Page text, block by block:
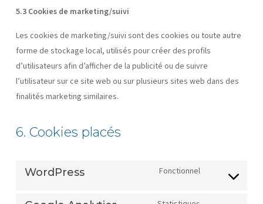
5.3 Cookies de marketing/suivi
Les cookies de marketing/suivi sont des cookies ou toute autre
forme de stockage local, utilisés pour créer des profils
d’utilisateurs afin d’afficher de la publicité ou de suivre
l’utilisateur sur ce site web ou sur plusieurs sites web dans des
finalités marketing similaires.
6. Cookies placés
WordPress
Fonctionnel
Consent